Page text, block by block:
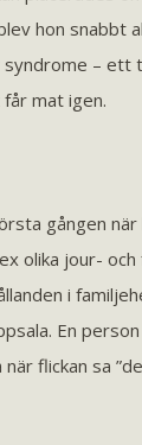
hon snabbt
– ett
mat igen.
gången
olika jour- och
i
En
flickan sa